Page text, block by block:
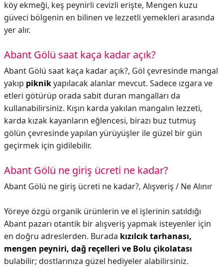
köy ekmeği, keş peynirli cevizli erişte, Mengen kuzu
güveci bölgenin en bilinen ve lezzetli yemekleri arasında
yer alır.
Abant Gölü saat kaça kadar açık?
Abant Gölü saat kaça kadar açık?, Göl çevresinde mangal
yakıp piknikyapılacak alanlar mevcut. Sadece ızgara ve
etleri götürüp orada sabit duran mangalları da
kullanabilirsiniz. Kışın karda yakılan mangalın lezzeti,
karda kızak kayanların eğlencesi, birazı buz tutmuş
gölün çevresinde yapılan yürüyüşler ile güzel bir gün
geçirmek için gidilebilir.
Abant Gölü ne giriş ücreti ne kadar?
Abant Gölü ne giriş ücreti ne kadar?, Alışveriş / Ne Alınır
Yöreye özgü organik ürünlerin ve el işlerinin satıldığı
Abant pazarı otantik bir alışveriş yapmak isteyenler için
en doğru adreslerden. Burada kızılcık tarhanası,
mengen peyniri, dağ reçelleri ve Bolu çikolatası
bulabilir; dostlarınıza güzel hediyeler alabilirsiniz.